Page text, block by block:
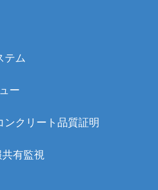
テム
ー
クリート品質証明
有監視